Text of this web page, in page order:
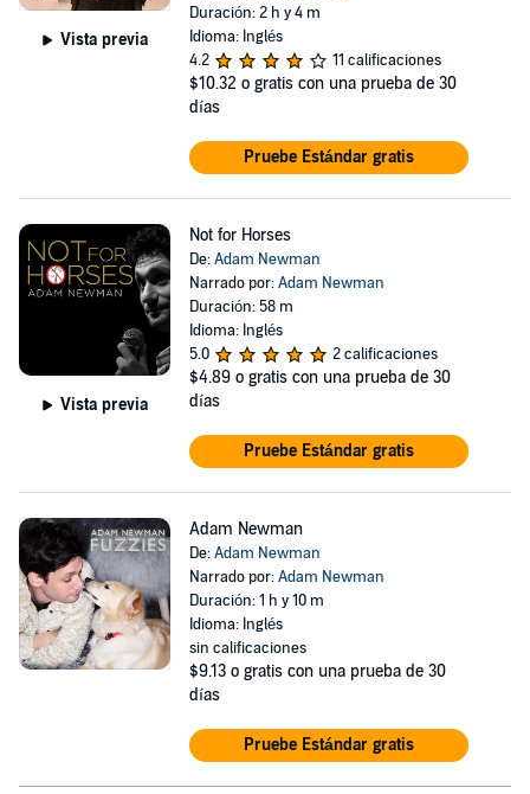
Vista previa
Duración: 2 h y 4 m
Idioma: Inglés
4.2
11 calificaciones
$10.32 o gratis con una prueba de 30
días
Pruebe Estándar gratis
Vista previa
Not for Horses
De:Adam Newman
Narrado por:Adam Newman
Duración: 58 m
Idioma: Inglés
5.0
2 calificaciones
$4.89 o gratis con una prueba de 30
días
Pruebe Estándar gratis
Adam Newman
De:Adam Newman
Narrado por:Adam Newman
Duración: 1 h y 10 m
Idioma: Inglés
sin calificaciones
$9.13 o gratis con una prueba de 30
días
Pruebe Estándar gratis